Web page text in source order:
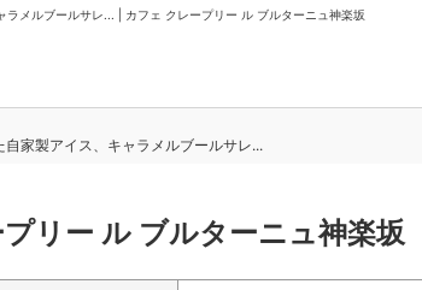
ラメルブールサレ... | カフェ クレープリー ル ブルターニュ神楽坂
自家製アイス、キャラメルブールサレ...
リー ル ブルターニュ神楽坂